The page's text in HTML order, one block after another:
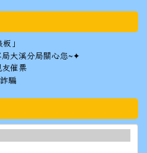
」
大溪分局關心您~✦
友催票
騙